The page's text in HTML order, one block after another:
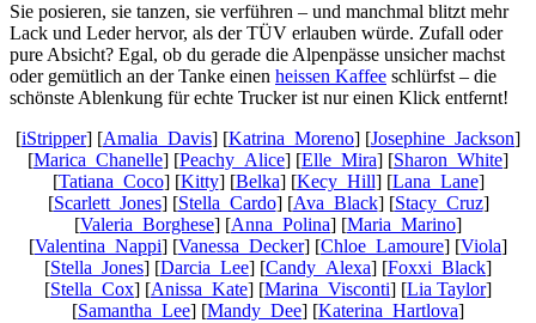
Sie posieren, sie tanzen, sie verführen – und manchmal blitzt mehr
Lack und Leder hervor, als der TÜV erlauben würde. Zufall oder
pure Absicht? Egal, ob du gerade die Alpenpässe unsicher machst
oder gemütlich an der Tanke einen heissen Kaffee schlürfst – die
schönste Ablenkung für echte Trucker ist nur einen Klick entfernt!
[iStripper] [Amalia_Davis] [Katrina_Moreno] [Josephine_Jackson]
[Marica_Chanelle] [Peachy_Alice] [Elle_Mira] [Sharon_White]
[Tatiana_Coco] [Kitty] [Belka] [Kecy_Hill] [Lana_Lane]
[Scarlett_Jones] [Stella_Cardo] [Ava_Black] [Stacy_Cruz]
[Valeria_Borghese] [Anna_Polina] [Maria_Marino]
[Valentina_Nappi] [Vanessa_Decker] [Chloe_Lamoure] [Viola]
[Stella_Jones] [Darcia_Lee] [Candy_Alexa] [Foxxi_Black]
[Stella_Cox] [Anissa_Kate] [Marina_Visconti] [Lia Taylor]
[Samantha_Lee] [Mandy_Dee] [Katerina_Hartlova]